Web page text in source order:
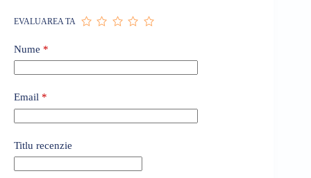
EVALUAREA TA
Nume *
Email *
Titlu recenzie